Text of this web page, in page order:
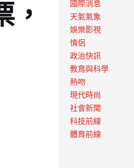
，
國際消息
天氣氣象
娛樂影視
情侶
政治快訊
教育與科學
熱吻
現代時尚
社會新聞
科技前線
體育前線